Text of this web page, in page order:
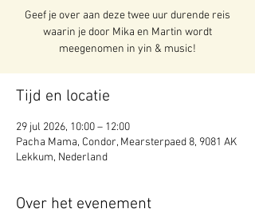
Geef je over aan deze twee uur durende reis
waarin je door Mika en Martin wordt
meegenomen in yin & music!
Tijd en locatie
29 jul 2026, 10:00 – 12:00
Pacha Mama, Condor, Mearsterpaed 8, 9081 AK
Lekkum, Nederland
Over het evenement